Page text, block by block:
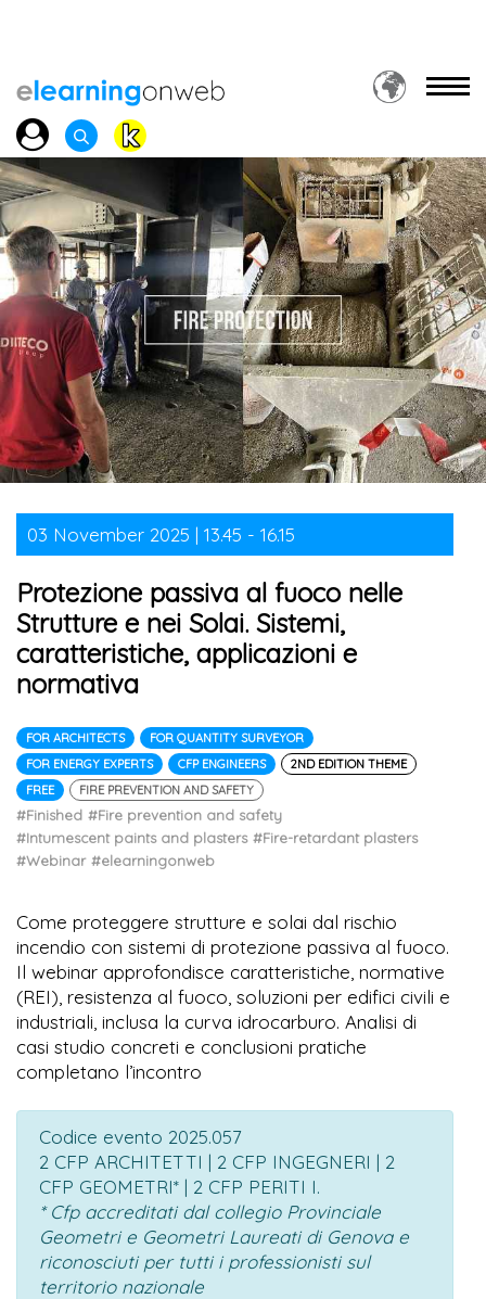
03 November 2025 | 13.45 - 16.15
Protezione passiva al fuoco nelle
Strutture e nei Solai. Sistemi,
caratteristiche, applicazioni e
normativa
FOR ARCHITECTS
FOR QUANTITY SURVEYOR
FOR ENERGY EXPERTS
CFP ENGINEERS
2ND EDITION THEME
FREE
FIRE PREVENTION AND SAFETY
#Finished #Fire prevention and safety
#Intumescent paints and plasters #Fire-retardant plasters
#Webinar #elearningonweb
Come proteggere strutture e solai dal rischio
incendio con sistemi di protezione passiva al fuoco.
Il webinar approfondisce caratteristiche, normative
(REI), resistenza al fuoco, soluzioni per edifici civili e
industriali, inclusa la curva idrocarburo. Analisi di
casi studio concreti e conclusioni pratiche
completano l’incontro
Codice evento 2025.057
2 CFP ARCHITETTI | 2 CFP INGEGNERI | 2
CFP GEOMETRI* | 2 CFP PERITI I.
* Cfp accreditati dal collegio Provinciale
Geometri e Geometri Laureati di Genova e
riconosciuti per tutti i professionisti sul
territorio nazionale